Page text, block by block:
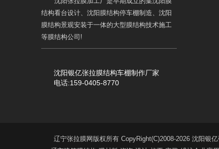
结构看台设计、沈阳膜结构停车棚制造、沈阳
膜结构景观安装于一体的大型膜结构技术施工
等膜结构公司!
沈阳银亿张拉膜结构车棚制作厂家
电话:159-0405-8770
辽宁张拉膜网版权所有 CopyRight(C)2008-2026 沈阳银